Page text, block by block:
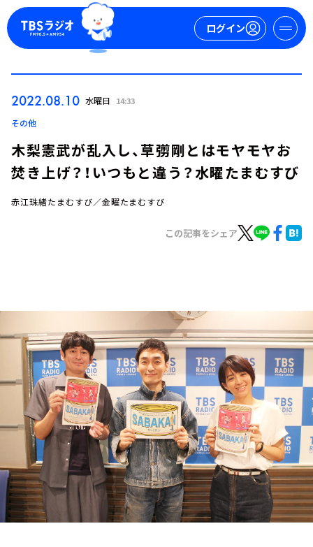
ログイン
イベント・グッズ
YouTube
会社情報
2022.08.10 水曜日 14:33
その他
木梨憲武が乱入し、草彅剛とはモヤモヤお
焚き上げ？！いつもと違う？水曜たまむすび
赤江珠緒たまむすび／金曜たまむすび
この記事をシェア